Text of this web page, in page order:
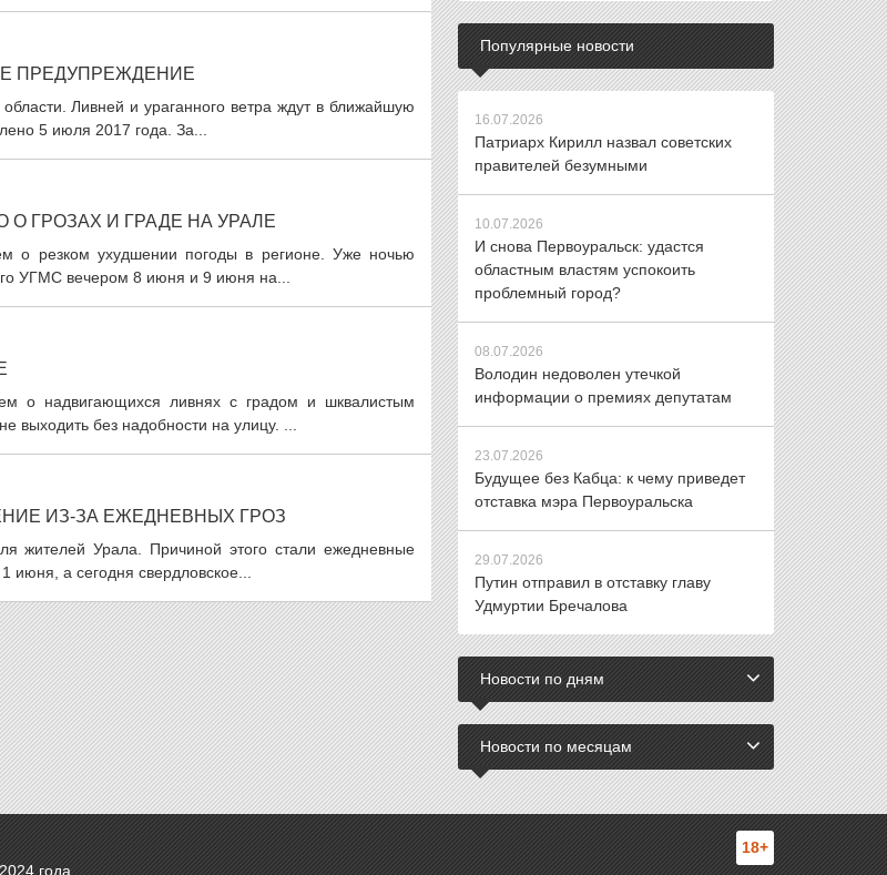
ПРЕДУПРЕЖДЕНИЕ
Ливней и ураганного ветра ждут в ближайшую
5 июля 2017 года. За...
ГРОЗАХ И ГРАДЕ НА УРАЛЕ
о резком ухудшении погоды в регионе. Уже ночью
УГМС вечером 8 июня и 9 июня на...
о надвигающихся ливнях с градом и шквалистым
выходить без надобности на улицу. ...
ИЗ-ЗА ЕЖЕДНЕВНЫХ ГРОЗ
жителей Урала. Причиной этого стали ежедневные
а сегодня свердловское...
Популярные новости
16.07.2026
Патриарх Кирилл назвал советских
правителей безумными
10.07.2026
И снова Первоуральск: удастся
областным властям успокоить
проблемный город?
08.07.2026
Володин недоволен утечкой
информации о премиях депутатам
23.07.2026
Будущее без Кабца: к чему приведет
отставка мэра Первоуральска
29.07.2026
Путин отправил в отставку главу
Удмуртии Бречалова
Новости по дням
Новости по месяцам
года.
18+